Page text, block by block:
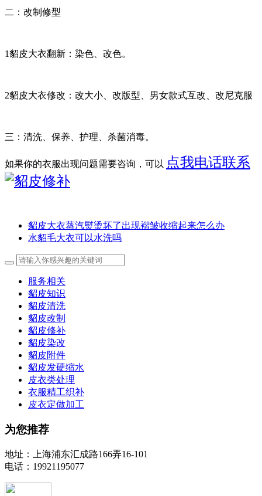
二：改制修型
1貂皮大衣翻新：染色、改色。
2貂皮大衣修改：改大小、改版型、男女款式互改、改尼克服
三：清洗、保养、护理、杀菌消毒。
如果你的衣服出现问题需要咨询，可以 点我电话联系
貂皮大衣蒸汽熨烫坏了出现褶皱收缩起来怎么办
水貂毛大衣可以水洗吗
服务相关
貂皮知识
貂皮清洗
貂皮改制
貂皮修补
貂皮染改
貂皮附件
貂皮发硬缩水
皮衣类处理
衣服精工织补
皮衣定做加工
为您推荐
地址：上海浦东汇成路166弄16-101
电话：19921195077